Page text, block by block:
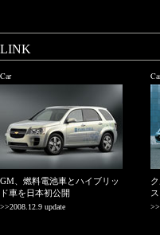
LINK
Car
GM、燃料電池車とハイブリッ
ド車を日本初公開
>>2008.12.9 update